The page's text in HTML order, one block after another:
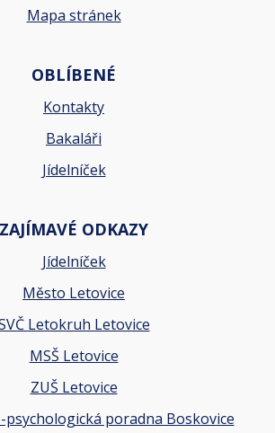
Mapa stránek
OBLÍBENÉ
Kontakty
Bakaláři
Jídelníček
ZAJÍMAVÉ ODKAZY
Jídelníček
Město Letovice
Letokruh Letovice
MSŠ Letovice
ZUŠ Letovice
psychologická poradna Boskovice